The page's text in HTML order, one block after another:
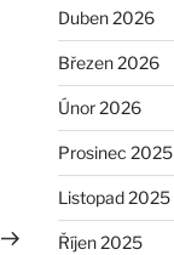
Následující
příspěvek
Duben 2026
Březen 2026
Únor 2026
Prosinec 2025
Listopad 2025
Říjen 2025